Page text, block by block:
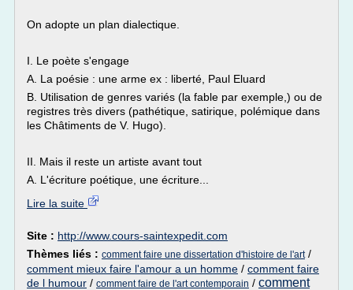
On adopte un plan dialectique.
I. Le poète s'engage
A. La poésie : une arme ex : liberté, Paul Eluard
B. Utilisation de genres variés (la fable par exemple,) ou de
registres très divers (pathétique, satirique, polémique dans
les Châtiments de V. Hugo).
II. Mais il reste un artiste avant tout
A. L'écriture poétique, une écriture...
Lire la suite
Site : http://www.cours-saintexpedit.com
Thèmes liés : comment faire une dissertation d'histoire de l'art/
comment mieux faire l'amour a un homme / comment faire
de l humour / comment faire de l'art contemporain / comment